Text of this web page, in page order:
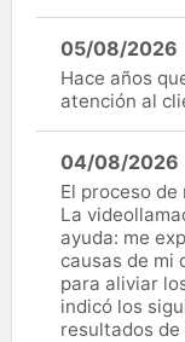
05/08/2026
Hace años
atención al
04/08/2026
El proceso
La
ayuda: me
causas de mi
para aliviar
indicó los
resultados